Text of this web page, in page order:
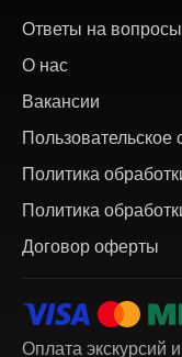
Ответы на вопросы
О нас
Вакансии
Пользовательское
Политика
Политика
Договор оферты
Оплата экскурсий